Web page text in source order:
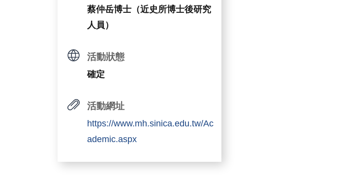
蔡仲岳博士（近史所博士後研究
人員）
活動狀態
確定
活動網址
https://www.mh.sinica.edu.tw/Ac
ademic.aspx